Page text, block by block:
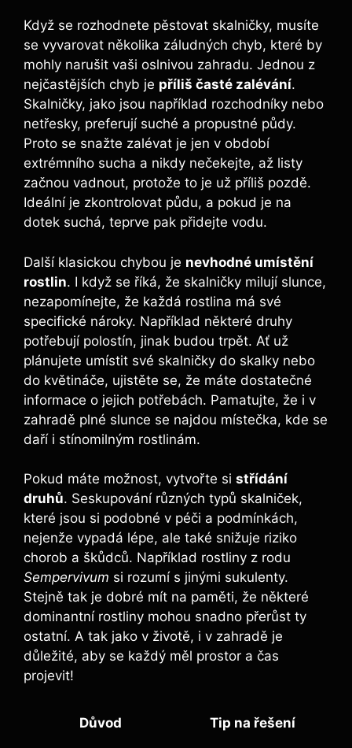
Když se rozhodnete pěstovat skalničky, musíte
se vyvarovat několika záludných chyb, které by
mohly narušit vaši oslnivou zahradu. Jednou z
nejčastějších chyb je příliš časté zalévání.
Skalničky, jako jsou například rozchodníky nebo
netřesky, preferují suché a propustné půdy.
Proto se snažte zalévat je jen v období
extrémního sucha a nikdy nečekejte, až listy
začnou vadnout, protože to je už příliš pozdě.
Ideální je zkontrolovat půdu, a pokud je na
dotek suchá, teprve pak přidejte vodu.
Další klasickou chybou je nevhodné umístění
rostlin. I když se říká, že skalničky milují slunce,
nezapomínejte, že každá rostlina má své
specifické nároky. Například některé druhy
potřebují polostín, jinak budou trpět. Ať už
plánujete umístit své skalničky do skalky nebo
do květináče, ujistěte se, že máte dostatečné
informace o jejich potřebách. Pamatujte, že i v
zahradě plné slunce se najdou místečka, kde se
daří i stínomilným rostlinám.
Pokud máte možnost, vytvořte si střídání
druhů. Seskupování různých typů skalniček,
které jsou si podobné v péči a podmínkách,
nejenže vypadá lépe, ale také snižuje riziko
chorob a škůdců. Například rostliny z rodu
Sempervivum si rozumí s jinými sukulenty.
Stejně tak je dobré mít na paměti, že některé
dominantní rostliny mohou snadno přerůst ty
ostatní. A tak jako v životě, i v zahradě je
důležité, aby se každý měl prostor a čas
projevit!
Důvod Tip na řešení